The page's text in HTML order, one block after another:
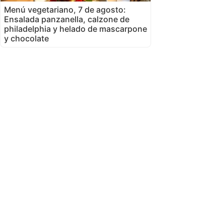
Menú vegetariano, 7 de agosto:
Ensalada panzanella, calzone de
philadelphia y helado de mascarpone
y chocolate